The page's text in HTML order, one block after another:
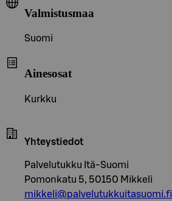
Valmistusmaa
Suomi
Ainesosat
Kurkku
Yhteystiedot
Palvelutukku Itä-Suomi
Pomonkatu 5, 50150 Mikkeli
mikkeli@palvelutukkuitasuomi.fi